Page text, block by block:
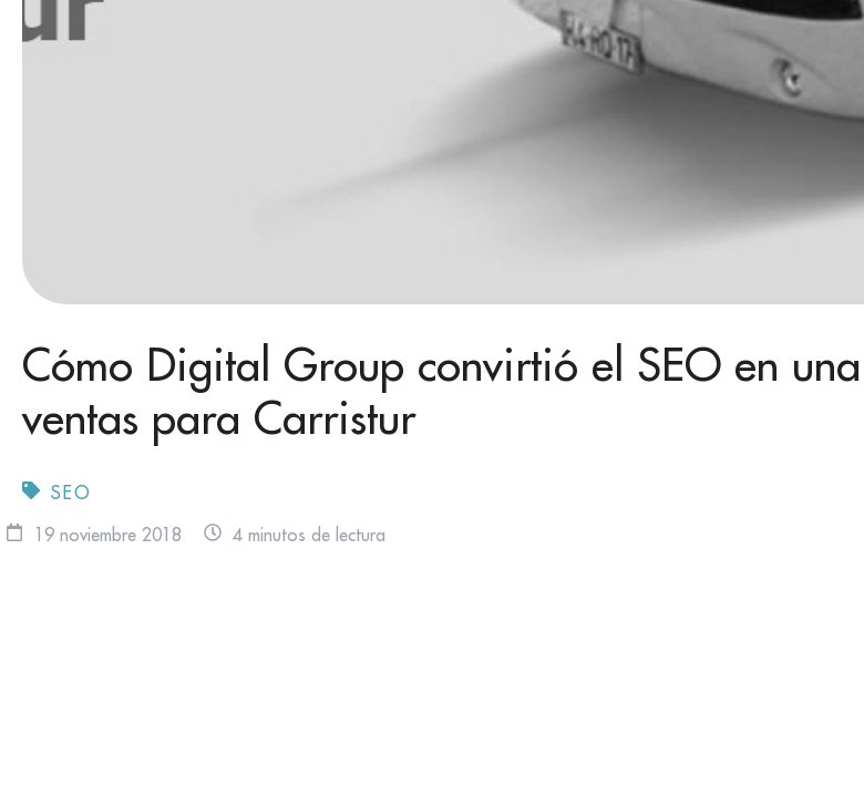
Cómo Digital Group convirtió el SEO en
ventas para Carristur
SEO
19 noviembre 2018
4 minutos de lectura